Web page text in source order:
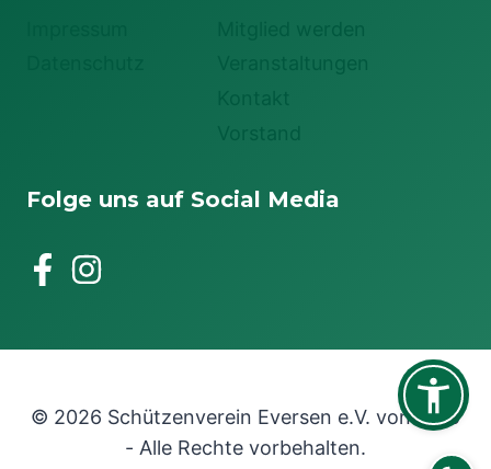
Folge uns auf Social Media
© 2026 Schützenverein Eversen e.V. von 1745
- Alle Rechte vorbehalten.